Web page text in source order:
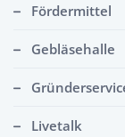
Fördermittel
Gebläsehalle
Livetalk